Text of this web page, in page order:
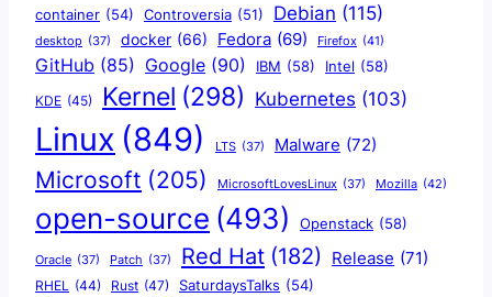
container (54) Controversia (51) Debian (115)
desktop (37) docker (66) Fedora (69) Firefox (41)
GitHub (85) Google (90) IBM (58) Intel (58)
KDE (45) Kernel (298) Kubernetes (103)
Linux (849) LTS (37) Malware (72)
Microsoft (205) MicrosoftLovesLinux (37) Mozilla (42)
open-source (493) Openstack (58)
Oracle (37) Patch (37) Red Hat (182) Release (71)
RHEL (44) Rust (47) SaturdaysTalks (54)